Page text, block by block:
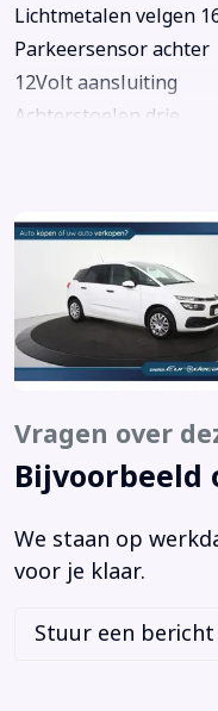
Lichtmetalen velgen
Parkeersensor achter
12Volt aansluiting
Achterstoelen drie
Achterstoelen
Airbag(s) hoofd achter
Airbag(s) hoofd voor
Airbag(s) side voor
Airbag(s) window
Airbag bestuurder
Airbag passagier
Alarm klasse
Anti Blokkeer Systeem
Armsteun voor
Audio installatie
Bagage-afdekhoes
Vragen over
Bijvoorbeeld
We staan op
voor je klaar.
Stuur een bericht